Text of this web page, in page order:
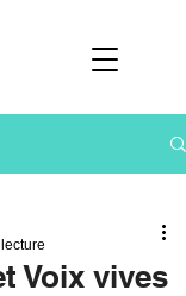
Voix vives